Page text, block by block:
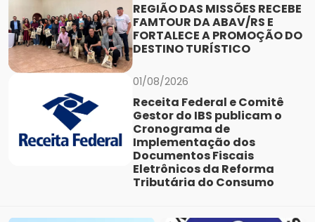
REGIÃO DAS MISSÕES RECEBE
FAMTOUR DA ABAV/RS E
FORTALECE A PROMOÇÃO DO
DESTINO TURÍSTICO
01/08/2026
Receita Federal e Comitê
Gestor do IBS publicam o
Cronograma de
Implementação dos
Documentos Fiscais
Eletrônicos da Reforma
Tributária do Consumo